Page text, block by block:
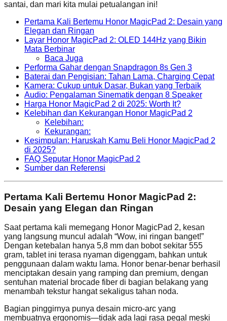
santai, dan mari kita mulai petualangan ini!
Pertama Kali Bertemu Honor MagicPad 2: Desain yang
Elegan dan Ringan
Layar Honor MagicPad 2: OLED 144Hz yang Bikin
Mata Berbinar
Baca Juga
Performa Gahar dengan Snapdragon 8s Gen 3
Baterai dan Pengisian: Tahan Lama, Charging Cepat
Kamera: Cukup untuk Dasar, Bukan yang Terbaik
Audio: Pengalaman Sinematik dengan 8 Speaker
Harga Honor MagicPad 2 di 2025: Worth It?
Kelebihan dan Kekurangan Honor MagicPad 2
Kelebihan:
Kekurangan:
Kesimpulan: Haruskah Kamu Beli Honor MagicPad 2
di 2025?
FAQ Seputar Honor MagicPad 2
Sumber dan Referensi
Pertama Kali Bertemu Honor MagicPad 2:
Desain yang Elegan dan Ringan
Saat pertama kali memegang Honor MagicPad 2, kesan
yang langsung muncul adalah “Wow, ini ringan banget!”
Dengan ketebalan hanya 5,8 mm dan bobot sekitar 555
gram, tablet ini terasa nyaman digenggam, bahkan untuk
penggunaan dalam waktu lama. Honor benar-benar berhasil
menciptakan desain yang ramping dan premium, dengan
sentuhan material brocade fiber di bagian belakang yang
menambah tekstur hangat sekaligus tahan noda.
Bagian pinggirnya punya desain micro-arc yang
membuatnya ergonomis—tidak ada lagi rasa pegal meski